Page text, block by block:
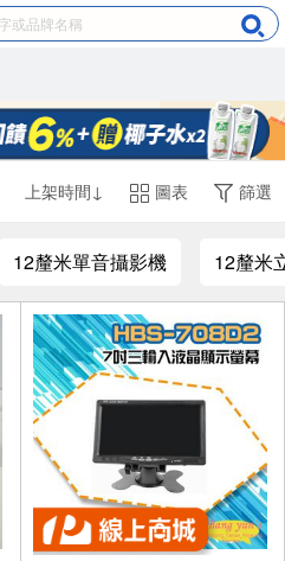
上架時間↓ 圖表 篩選
12釐米單音攝影機 12釐米